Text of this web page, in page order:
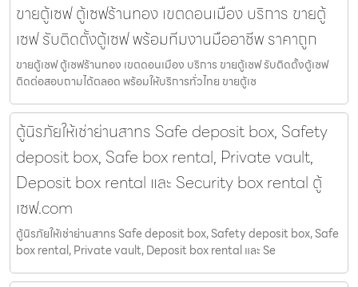
ขายตู้เซฟ ตู้เซฟร้านทอง เขตดอนเมือง บริการ ขายตู้
เซฟ รับติดตั้งตู้เซฟ พร้อมทีมงานมืออาชีพ ราคาถูก
ขายตู้เซฟ ตู้เซฟร้านทอง เขตดอนเมือง บริการ ขายตู้เซฟ รับติดตั้งตู้เซฟ
ติดต่อสอบถามได้ตลอด พร้อมให้บริการทั่วไทย ขายตู้เซ
ตู้นิรภัยให้เช่าย่านสาทร Safe deposit box, Safety
deposit box, Safe box rental, Private vault,
Deposit box rental และ Security box rental ตู้
เซฟ.com
ตู้นิรภัยให้เช่าย่านสาทร Safe deposit box, Safety deposit box, Safe
box rental, Private vault, Deposit box rental และ Se